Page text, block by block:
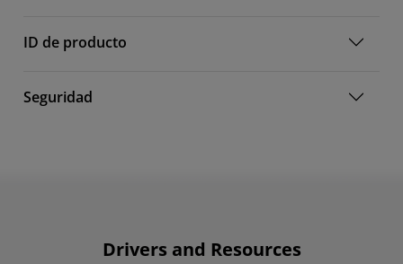
ID de producto
Seguridad
Drivers and Resources